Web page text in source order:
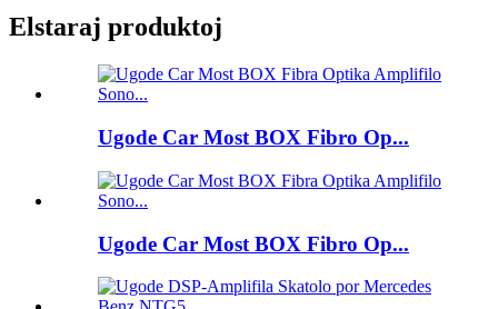
Elstaraj produktoj
Ugode Car Most BOX Fibro Op...
Ugode Car Most BOX Fibro Op...